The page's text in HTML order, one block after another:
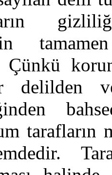
Çünkü
delilden
tarafların